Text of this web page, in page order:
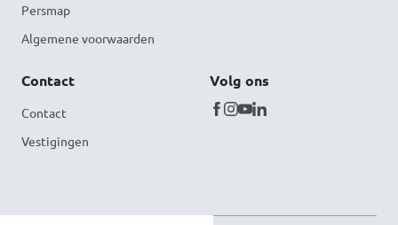
Persmap
Algemene voorwaarden
Contact
Contact
Vestigingen
Volg ons